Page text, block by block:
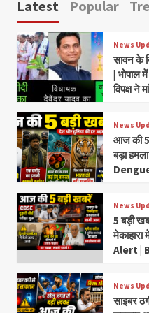
Latest Popular
News
सावन के
| भोपाल
विपक्ष ने
News
आज की 5
बड़ा
News
5 बड़ी
Alert |
News
साइबर